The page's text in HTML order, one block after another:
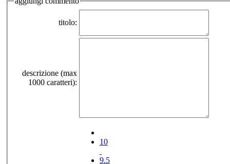
titolo:
descrizione (max
1000 caratteri):
10
9.5